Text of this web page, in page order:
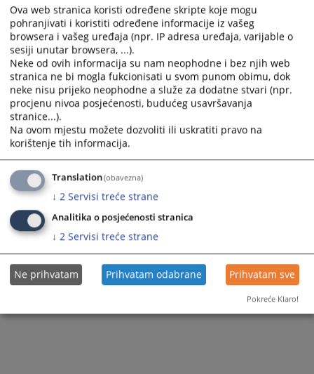
Ova web stranica koristi određene skripte koje mogu
pohranjivati i koristiti određene informacije iz vašeg
browsera i vašeg uređaja (npr. IP adresa uređaja, varijable o
sesiji unutar browsera, ...).
Neke od ovih informacija su nam neophodne i bez njih web
stranica ne bi mogla fukcionisati u svom punom obimu, dok
neke nisu prijeko neophodne a služe za dodatne stvari (npr.
procjenu nivoa posjećenosti, budućeg usavršavanja
stranice...).
Na ovom mjestu možete dozvoliti ili uskratiti pravo na
korištenje tih informacija.
Translation(obavezna)
↓ 2 Servisi treće strane
Analitika o posjećenosti stranica
↓ 2 Servisi treće strane
Ne prihvatam Prihvatam odabrane Prihvatam sve
Pokreće Klaro!